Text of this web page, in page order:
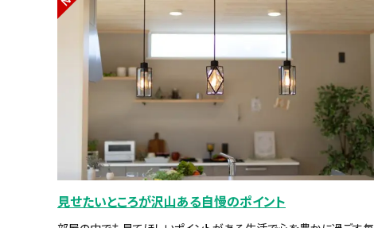
見せたいところが沢山ある自慢のポイント
NEW